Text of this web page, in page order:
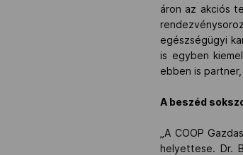
áron az akciós
egészségügyi
is egyben
ebben is
A beszéd
„A COOP
helyettese. Dr.